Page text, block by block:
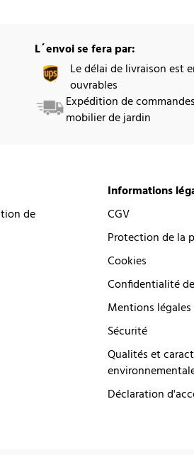
L´envoi se fera par:
Le délai de livraison est
ouvrables
Expédition de
mobilier de jardin
de
Informations
CGV
Protection de la
Cookies
Confidentialité
Mentions légales
Sécurité
Qualités et
Déclaration